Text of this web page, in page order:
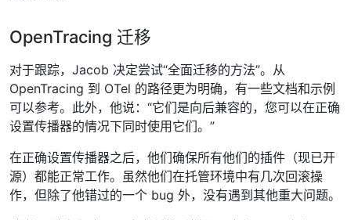
OpenTracing 迁移
对于跟踪，Jacob 决定尝试“全面迁移的方法”。从
OpenTracing 到 OTel 的路径更为明确，有一些文档和示例
可以参考。此外，他说：“它们是向后兼容的，您可以在正确
设置传播器的情况下同时使用它们。”
在正确设置传播器之后，他们确保所有他们的插件（现已开
源）都能正常工作。虽然他们在托管环境中有几次回滚操
作，但除了他错过的一个 bug 外，没有遇到其他重大问题。